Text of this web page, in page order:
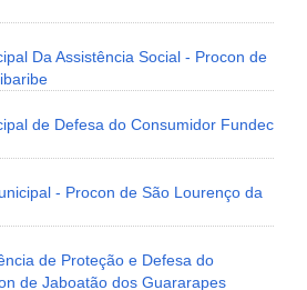
Da Assistência Social - Procon de
de Defesa do Consumidor Fundec
- Procon de São Lourenço da
de Proteção e Defesa do
de Jaboatão dos Guararapes